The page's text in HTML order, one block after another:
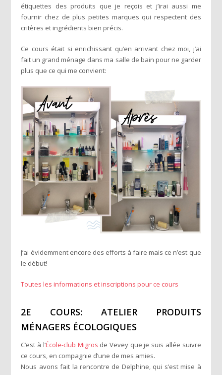
étiquettes des produits que je reçois et j’irai aussi me
fournir chez de plus petites marques qui respectent des
critères et ingrédients bien précis.
Ce cours était si enrichissant qu’en arrivant chez moi, j’ai
fait un grand ménage dans ma salle de bain pour ne garder
plus que ce qui me convient:
J’ai évidemment encore des efforts à faire mais ce n’est que
le début!
Toutes les informations et inscriptions pour ce cours
2E COURS: ATELIER PRODUITS
MÉNAGERS ÉCOLOGIQUES
C’est à l’École-club Migros de Vevey que je suis allée suivre
ce cours, en compagnie d’une de mes amies.
Nous avons fait la rencontre de Delphine, qui s’est mise à